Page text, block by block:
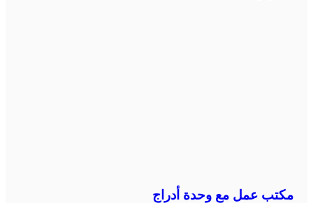
مكتب عمل مع وحدة أدراج